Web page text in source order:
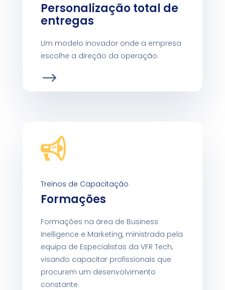
Personalização total de
entregas
Um modelo inovador onde a empresa
escolhe a direção da operação.
Treinos de Capacitação
Formações
Formações na área de Business
Inelligence e Marketing, ministrada pela
equipa de Especialistas da VFR Tech,
visando capacitar profissionais que
procurem um desenvolvimento
constante.